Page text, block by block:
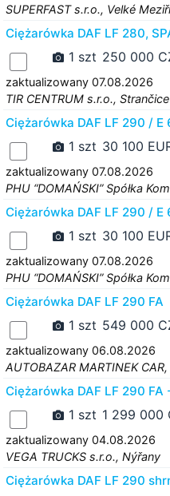
SUPERFAST s.r.o., Velké
Ciężarówka DAF LF 280,
1 szt 250 000
zaktualizowany 07.08.2026
TIR CENTRUM s.r.o., Strančice
Ciężarówka DAF LF 290 / E
1 szt 30 100
zaktualizowany 07.08.2026
PHU “DOMAŃSKI” Spółka
Ciężarówka DAF LF 290 / E
1 szt 30 100
zaktualizowany 07.08.2026
PHU “DOMAŃSKI” Spółka
Ciężarówka DAF LF 290 FA
1 szt 549 000
zaktualizowany 06.08.2026
AUTOBAZAR MARTINEK CAR,
Ciężarówka DAF LF 290 FA
1 szt 1 299 000
zaktualizowany 04.08.2026
VEGA TRUCKS s.r.o., Nýřany
Ciężarówka DAF LF 290